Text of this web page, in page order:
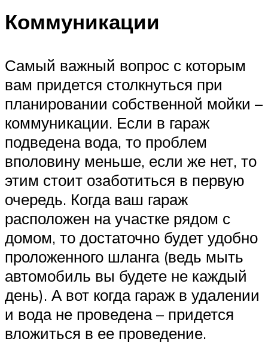
Коммуникации
Самый важный вопрос с которым
вам придется столкнуться при
планировании собственной мойки –
коммуникации. Если в гараж
подведена вода, то проблем
вполовину меньше, если же нет, то
этим стоит озаботиться в первую
очередь. Когда ваш гараж
расположен на участке рядом с
домом, то достаточно будет удобно
проложенного шланга (ведь мыть
автомобиль вы будете не каждый
день). А вот когда гараж в удалении
и вода не проведена – придется
вложиться в ее проведение.